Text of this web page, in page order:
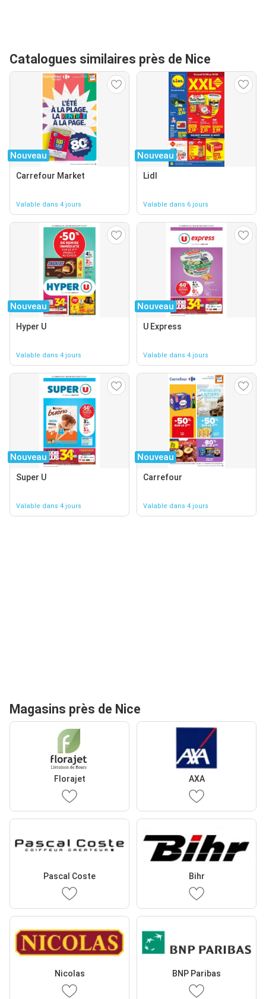
Catalogues similaires près de Nice
Nouveau
Carrefour Market
Valable dans 4 jours
Nouveau
Lidl
Valable dans 6 jours
Nouveau
Hyper U
Valable dans 4 jours
Nouveau
U Express
Valable dans 4 jours
Nouveau
Super U
Valable dans 4 jours
Nouveau
Carrefour
Valable dans 4 jours
Magasins près de Nice
Florajet AXA
Pascal Coste Bihr
Nicolas BNP Paribas